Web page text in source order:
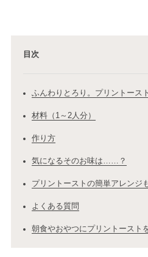
目次
ふんわりとろり。プリントース
材料（1～2人分）
作り方
気になるそのお味は……？
プリントーストの簡単アレンジ
よくある質問
朝食やおやつにプリントースト